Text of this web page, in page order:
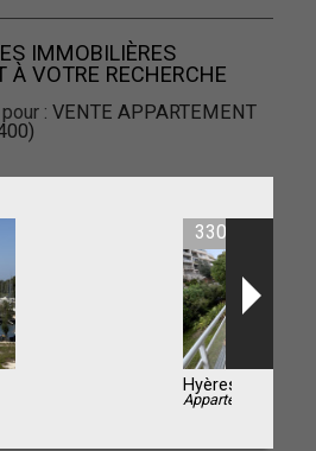
IMMOBILIÈRES
À VOTRE RECHERCHE
: VENTE APPARTEMENT